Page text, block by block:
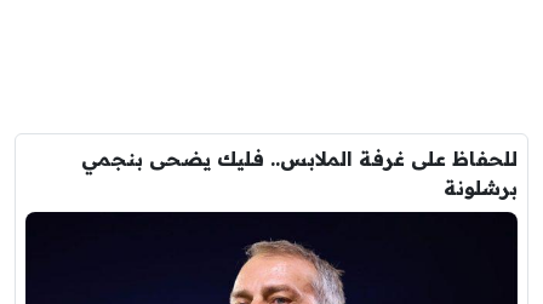
للحفاظ على غرفة الملابس.. فليك يضحى بنجمي
برشلونة